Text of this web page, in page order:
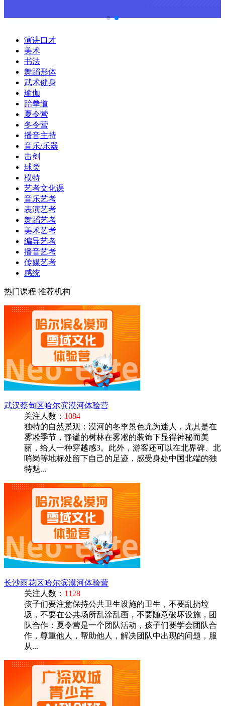
演讲口才
美术
书法
舞蹈形体
武术健身
瑜伽
跆拳道
夏令营
冬令营
播音主持
音乐/乐器
击剑
球类
模特
艺考文化课
音乐艺考
表演艺考
舞蹈艺考
美术艺考
编导艺考
播音艺考
传媒艺考
感统
热门课程 推荐机构
武汉蔡甸区哈尔滨漠河体验营
关注人数： 1084
独特的自然景观‌：漠河的冬季景色尤为迷人，尤其是在
雾凇季节，静谧的树林在雾凇的装饰下显得神秘而美
丽，给人一种穿越感‌3。此外，游客还可以在北界碑、北
哨岗等地标处留下自己的足迹，感受身处中国北端的独
特魅...
长沙雨花区哈尔滨漠河体验营
关注人数： 1128
孩子们要注意保持公共卫生设施的卫生，不要乱扔垃
圾，不要在公共场所乱涂乱画，不要随意破坏设施‌，‌团
队合作‌：夏令营是一个团队活动，孩子们要学会团队合
作，尊重他人，帮助他人，解决团队中出现的问题‌，服
从...